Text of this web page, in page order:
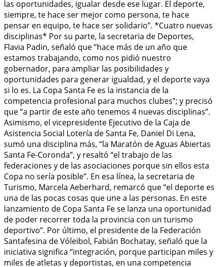
las oportunidades, igualar desde ese lugar. El deporte,
siempre, te hace ser mejor como persona, te hace
pensar en equipo, te hace ser solidario”. *Cuatro nuevas
disciplinas* Por su parte, la secretaria de Deportes,
Flavia Padin, señaló que “hace más de un año que
estamos trabajando, como nos pidió nuestro
gobernador, para ampliar las posibilidades y
oportunidades para generar igualdad, y el deporte vaya
si lo es. La Copa Santa Fe es la instancia de la
competencia profesional para muchos clubes”; y precisó
que “a partir de este año tenemos 4 nuevas disciplinas”.
Asimismo, el vicepresidente Ejecutivo de la Caja de
Asistencia Social Lotería de Santa Fe, Daniel Di Lena,
sumó una disciplina más, “la Maratón de Aguas Abiertas
Santa Fe-Coronda”, y resaltó “el trabajo de las
federaciones y de las asociaciones porque sin ellos esta
Copa no sería posible”. En esa línea, la secretaria de
Turismo, Marcela Aeberhard, remarcó que “el deporte es
una de las pocas cosas que une a las personas. En este
lanzamiento de Copa Santa Fe se lanza una oportunidad
de poder recorrer toda la provincia con un turismo
deportivo”. Por último, el presidente de la Federación
Santafesina de Vóleibol, Fabián Bochatay, señaló que la
iniciativa significa “integración, porque participan miles y
miles de atletas y deportistas, en una competencia